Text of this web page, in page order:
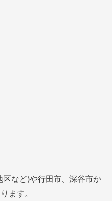
区など)や行田市、深谷市か
ます。